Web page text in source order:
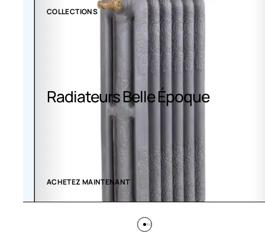
COLLECTIONS
Radiateurs Belle Époque
ACHETEZ MAINTENANT